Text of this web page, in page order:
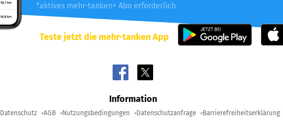
*aktives mehr-tanken+ Abo erforderlich
Teste jetzt die mehr-tanken App
Information
Datenschutz AGB Nutzungsbedingungen Datenschutzanfrage Barrierefreiheitserklärung